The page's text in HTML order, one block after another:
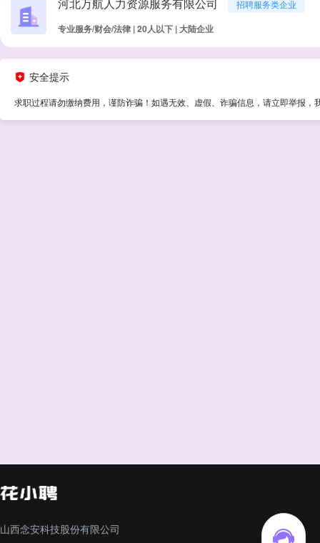
招聘服务类企业
专业服务/财会/法律 | 20人以下 | 大陆企业
安全提示
求职过程请勿缴纳费用，谨防诈骗！如遇无效、虚假、诈骗信息，请立即举报，
山西念安科技股份有限公司